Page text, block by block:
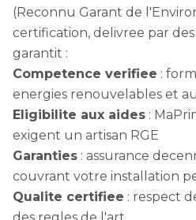
(Reconnu Garant de
certification, delivree par
garantit :
Competence verifiee :
energies renouvelables et
Eligibilite aux aides :
exigent un artisan RGE
Garanties : assurance
couvrant votre installation
Qualite certifiee : respect